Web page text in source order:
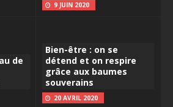
9 JUIN 2020
de
Bien-être : on se
détend et on respire
grâce aux baumes
souverains
20 AVRIL 2020